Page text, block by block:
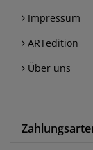
Impressum
ARTedition
Über uns